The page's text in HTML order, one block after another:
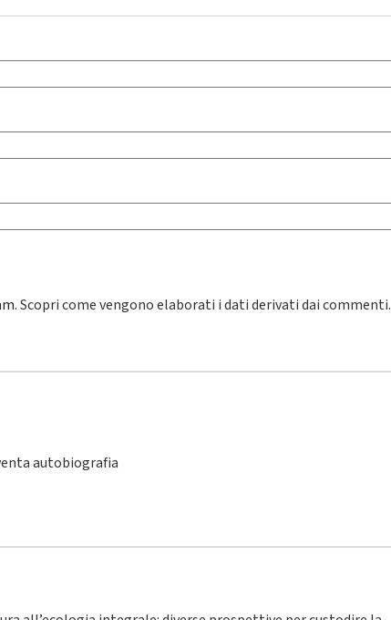
Scopri come vengono elaborati i dati derivati dai commenti.
autobiografia